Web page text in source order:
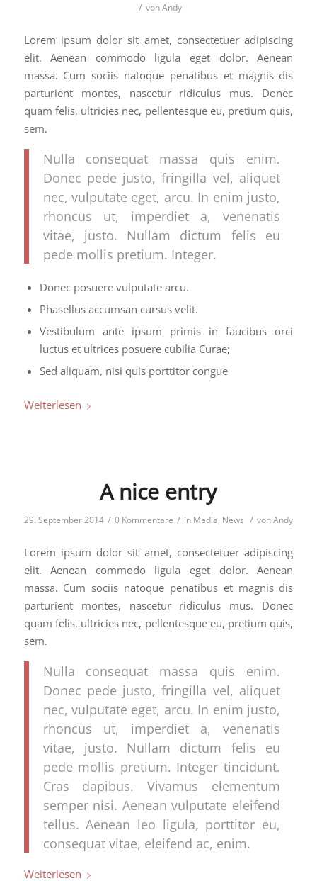
/ vonAndy
Lorem ipsum dolor sit amet, consectetuer adipiscing
elit. Aenean commodo ligula eget dolor. Aenean
massa. Cum sociis natoque penatibus et magnis dis
parturient montes, nascetur ridiculus mus. Donec
quam felis, ultricies nec, pellentesque eu, pretium quis,
sem.
Nulla consequat massa quis enim.
Donec pede justo, fringilla vel, aliquet
nec, vulputate eget, arcu. In enim justo,
rhoncus ut, imperdiet a, venenatis
vitae, justo. Nullam dictum felis eu
pede mollis pretium. Integer.
Donec posuere vulputate arcu.
Phasellus accumsan cursus velit.
Vestibulum ante ipsum primis in faucibus orci
luctus et ultrices posuere cubilia Curae;
Sed aliquam, nisi quis porttitor congue
Weiterlesen
A nice entry
29. September 2014 / 0 Kommentare / in Media, News / vonAndy
Lorem ipsum dolor sit amet, consectetuer adipiscing
elit. Aenean commodo ligula eget dolor. Aenean
massa. Cum sociis natoque penatibus et magnis dis
parturient montes, nascetur ridiculus mus. Donec
quam felis, ultricies nec, pellentesque eu, pretium quis,
sem.
Nulla consequat massa quis enim.
Donec pede justo, fringilla vel, aliquet
nec, vulputate eget, arcu. In enim justo,
rhoncus ut, imperdiet a, venenatis
vitae, justo. Nullam dictum felis eu
pede mollis pretium. Integer tincidunt.
Cras dapibus. Vivamus elementum
semper nisi. Aenean vulputate eleifend
tellus. Aenean leo ligula, porttitor eu,
consequat vitae, eleifend ac, enim.
Weiterlesen